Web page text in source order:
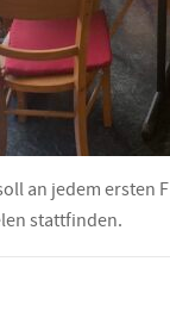
an jedem ersten
stattfinden.